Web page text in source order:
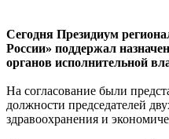
Сегодня Президиум
России» поддержал
органов исполнительной
На согласование были
должности председателей
здравоохранения и